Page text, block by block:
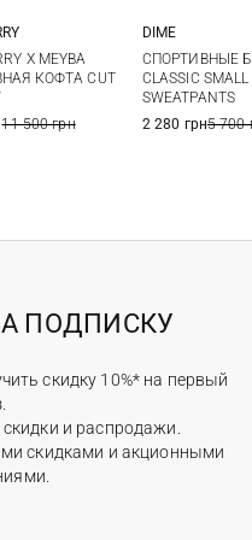
Х MEYBA
КОФТА CUT
11 500 грн
DIME
СПОРТИВНЫЕ
CLASSIC SMALL
SWEATPANTS
2 280 грн5 700
ПОДПИСКУ
скидку 10%* на первый
и распродажи.
скидками и акционными